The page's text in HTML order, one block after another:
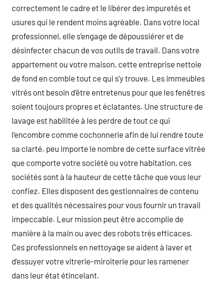
correctement le cadre et le libérer des impuretés et
usures qui le rendent moins agréable. Dans votre local
professionnel, elle s’engage de dépoussiérer et de
désinfecter chacun de vos outils de travail. Dans votre
appartement ou votre maison, cette entreprise nettoie
de fond en comble tout ce qui s’y trouve. Les immeubles
vitrés ont besoin d’être entretenus pour que les fenêtres
soient toujours propres et éclatantes. Une structure de
lavage est habilitée à les perdre de tout ce qui
l’encombre comme cochonnerie afin de lui rendre toute
sa clarté. peu importe le nombre de cette surface vitrée
que comporte votre société ou votre habitation, ces
sociétés sont à la hauteur de cette tâche que vous leur
confiez. Elles disposent des gestionnaires de contenu
et des qualités nécessaires pour vous fournir un travail
impeccable. Leur mission peut être accomplie de
manière à la main ou avec des robots très efficaces.
Ces professionnels en nettoyage se aident à laver et
d’essuyer votre vitrerie-miroiterie pour les ramener
dans leur état étincelant.